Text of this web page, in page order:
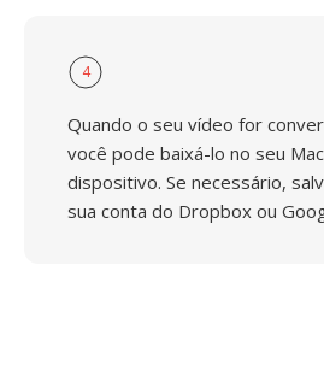
4
Quando o seu vídeo for
você pode baixá-lo no seu
dispositivo. Se necessário,
sua conta do Dropbox ou